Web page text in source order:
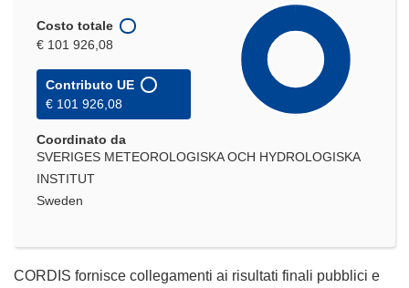
Costo totale
€ 101 926,08
Contributo UE
€ 101 926,08
Coordinato da
SVERIGES METEOROLOGISKA OCH HYDROLOGISKA
INSTITUT
Sweden
CORDIS fornisce collegamenti ai risultati finali pubblici e